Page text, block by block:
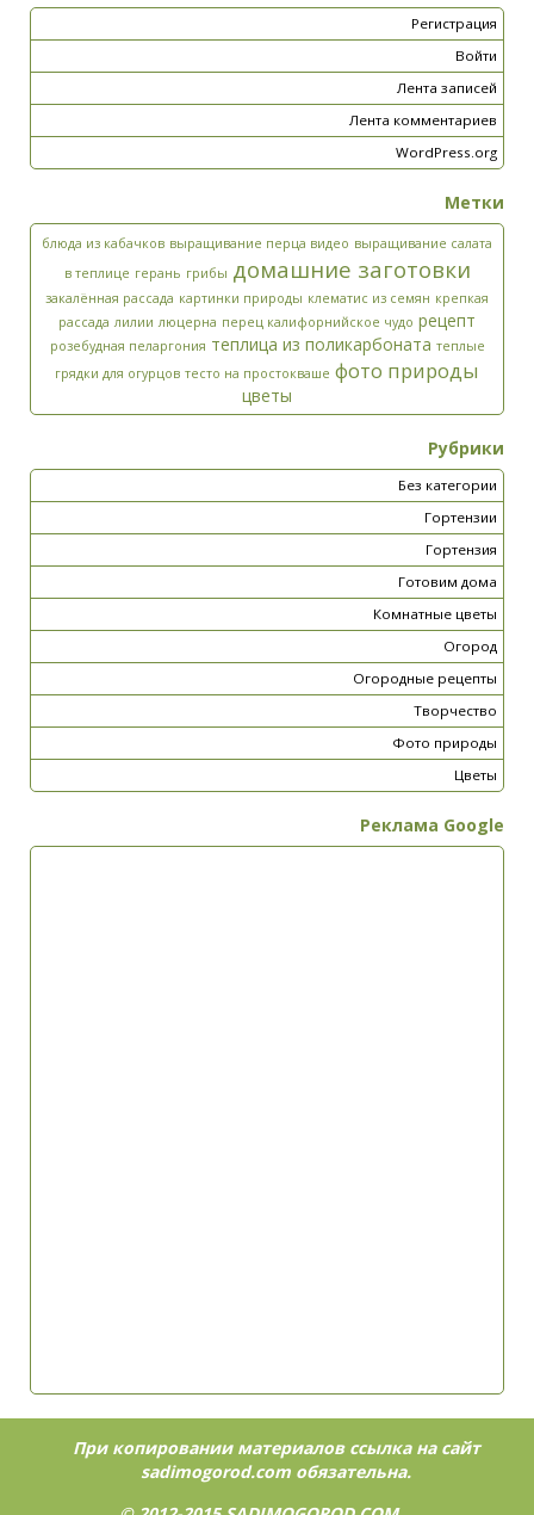
Регистрация
Войти
Лента записей
Лента комментариев
WordPress.org
Метки
блюда из кабачков выращивание перца видео выращивание салата
в теплице герань грибы домашние заготовки
закалённая рассада картинки природы клематис из семян крепкая
рассада лилии люцерна перец калифорнийское чудо рецепт
розебудная пеларгония теплица из поликарбоната теплые
грядки для огурцов тесто на простокваше фото природы
цветы
Рубрики
Без категории
Гортензии
Гортензия
Готовим дома
Комнатные цветы
Огород
Огородные рецепты
Творчество
Фото природы
Цветы
Реклама Google
При копировании материалов ссылка на сайт
sadimogorod.com обязательна.